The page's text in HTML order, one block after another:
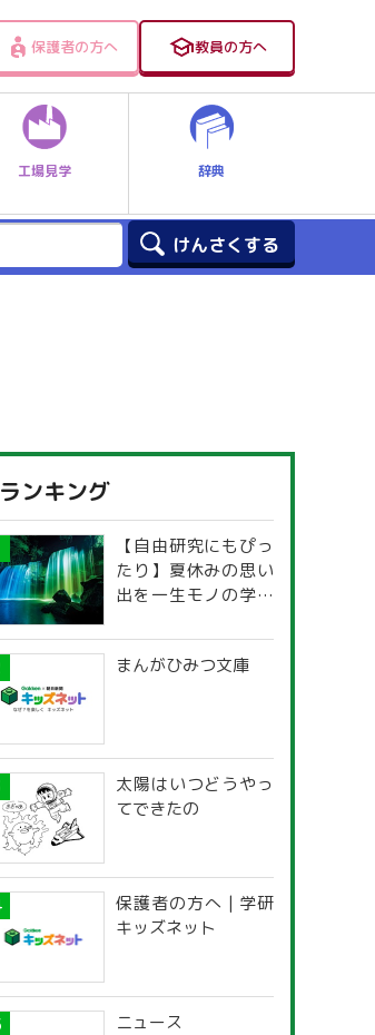
保護者の方へ 教員の方へ
工場見学 辞典
ランキング
【自由研究にもぴっ
たり】夏休みの思い
出を一生モノの学び
探究ガイド
まんがひみつ文庫
太陽はいつどうやっ
てできたの
保護者の方へ | 学研
キッズネット
ニュース